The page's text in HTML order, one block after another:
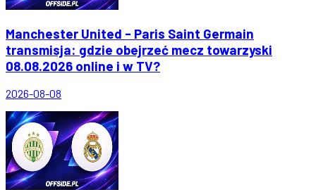
Manchester United - Paris Saint Germain
transmisja: gdzie obejrzeć mecz towarzyski
08.08.2026 online i w TV?
2026-08-08